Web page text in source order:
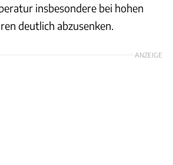
insbesondere bei hohen
deutlich abzusenken.
ANZEIGE